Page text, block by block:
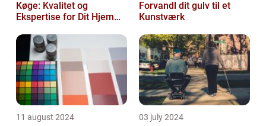
Køge: Kvalitet og
Ekspertise for Dit Hjem
Forvandl dit gulv til et
Kunstværk
11 august 2024 03 july 2024